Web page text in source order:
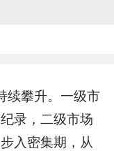
续攀升。一级市
录，二级市场
入密集期，从